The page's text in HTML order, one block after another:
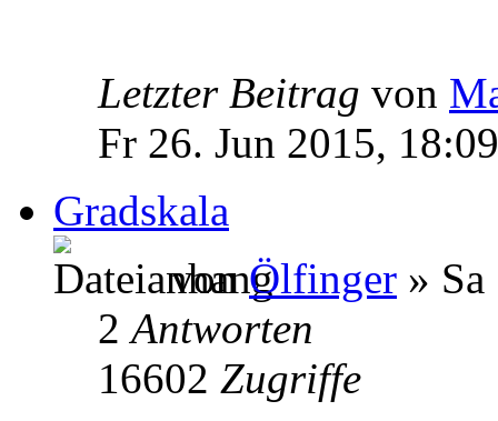
Letzter Beitrag von
Fr 26. Jun 2015, 18:09
Gradskala
vonÖlfinger »
2Antworten
16602 Zugriffe